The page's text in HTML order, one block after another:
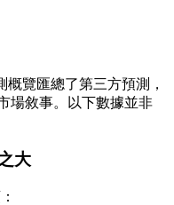
概覽匯總了第三方預測，
場敘事。以下數據並非
大